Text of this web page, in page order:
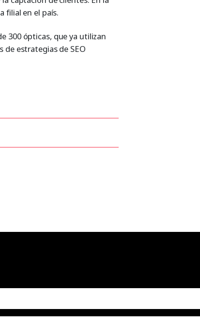
filial en el país.
300 ópticas, que ya utilizan
estrategias de SEO